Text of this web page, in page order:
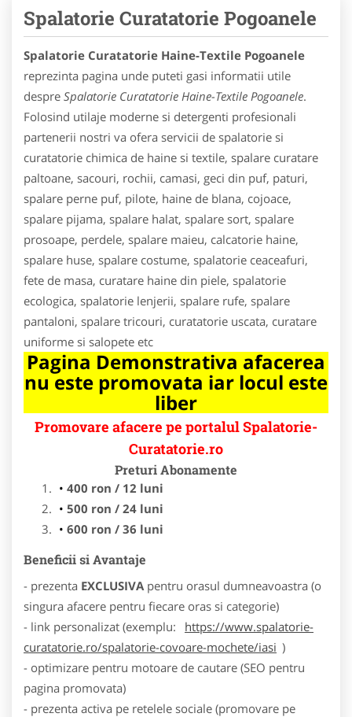
Spalatorie Curatatorie Pogoanele
Spalatorie Curatatorie Haine-Textile Pogoanele
reprezinta pagina unde puteti gasi informatii utile
despre Spalatorie Curatatorie Haine-Textile Pogoanele.
Folosind utilaje moderne si detergenti profesionali
partenerii nostri va ofera servicii de spalatorie si
curatatorie chimica de haine si textile, spalare curatare
paltoane, sacouri, rochii, camasi, geci din puf, paturi,
spalare perne puf, pilote, haine de blana, cojoace,
spalare pijama, spalare halat, spalare sort, spalare
prosoape, perdele, spalare maieu, calcatorie haine,
spalare huse, spalare costume, spalatorie ceaceafuri,
fete de masa, curatare haine din piele, spalatorie
ecologica, spalatorie lenjerii, spalare rufe, spalare
pantaloni, spalare tricouri, curatatorie uscata, curatare
uniforme si salopete etc
Pagina Demonstrativa afacerea
nu este promovata iar locul este
liber
Promovare afacere pe portalul Spalatorie-
Curatatorie.ro
Preturi Abonamente
400 ron / 12 luni
500 ron / 24 luni
600 ron / 36 luni
Beneficii si Avantaje
- prezenta EXCLUSIVA pentru orasul dumneavoastra (o
singura afacere pentru fiecare oras si categorie)
- link personalizat (exemplu:
https://www.spalatorie-
curatatorie.ro/spalatorie-covoare-mochete/iasi )
- optimizare pentru motoare de cautare (SEO pentru
pagina promovata)
- prezenta activa pe retelele sociale (promovare pe